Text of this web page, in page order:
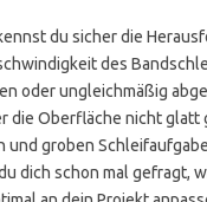
du sicher die
des
oder ungleichmäßig
die Oberfläche nicht glatt
groben
dich schon mal gefragt,